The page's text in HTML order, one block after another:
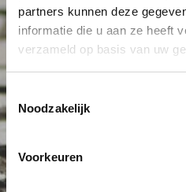
partners kunnen deze
informatie die u aan ze heeft
verzameld op basis van uw
Toestemmingsselectie
Noodzakelijk
Voorkeuren